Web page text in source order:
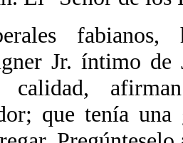
fabianos,
Jr. íntimo de
calidad,
que tenía